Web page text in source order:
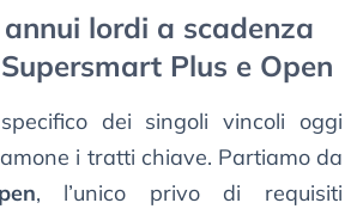
lordi a scadenza
Plus e Open
dei singoli vincoli oggi
i tratti chiave. Partiamo da
, l’unico privo di requisiti